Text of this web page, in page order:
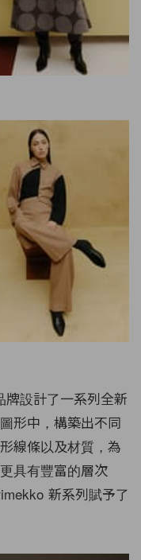
設計了一系列全新
形中，構築出不同
線條以及材質，為
具有豐富的層次
新系列賦予了